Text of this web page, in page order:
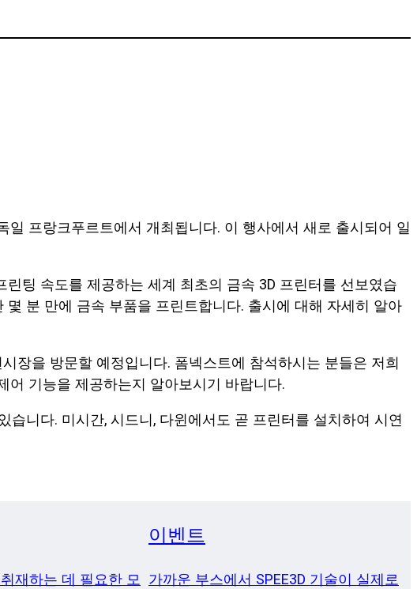
프랑크푸르트에서 개최됩니다. 이 행사에서 새로 출시되어 일
팅 속도를 제공하는 세계 최초의 금속 3D 프린터를 선보였습
분 만에 금속 부품을 프린트합니다. 출시에 대해 자세히 알아
장을 방문할 예정입니다. 폼넥스트에 참석하시는 분들은 저희
어 기능을 제공하는지 알아보시기 바랍니다.
니다. 미시간, 시드니, 다윈에서도 곧 프린터를 설치하여 시연
재하는 데 필요한 모
이벤트
가까운 부스에서 SPEE3D 기술이 실제로